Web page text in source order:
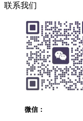
联系我们
微信：